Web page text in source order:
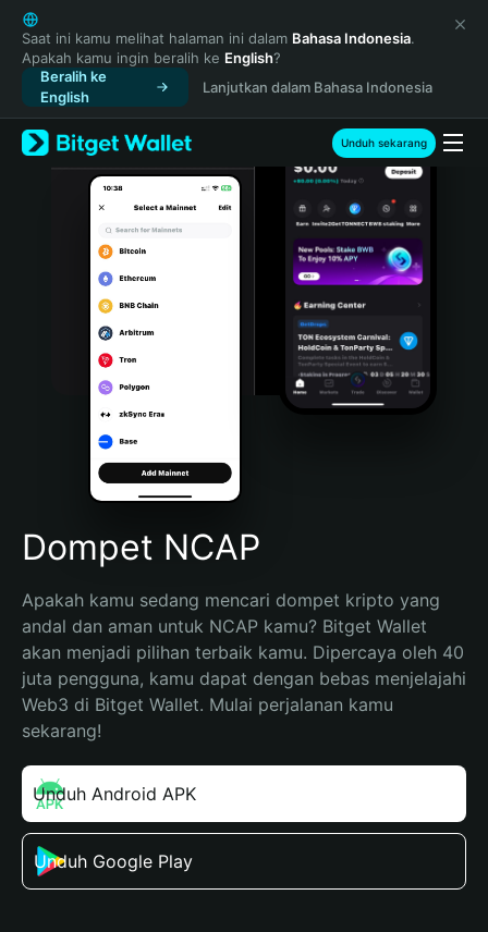
English
日本語
Tiếng Việt
Русский
Español (Latinoamérica)
Türkçe
Italiano
Português (Portugal)
Bahasa Indonesia
Português (Brasil)
Español (Argentina)
Saat ini kamu melihat halaman ini dalam Bahasa Indonesia.
Apakah kamu ingin beralih ke English?
Beralih ke
English
Lanjutkan dalam Bahasa Indonesia
Unduh sekarang
Dompet NCAP
Apakah kamu sedang mencari dompet kripto yang
andal dan aman untuk NCAP kamu? Bitget Wallet
akan menjadi pilihan terbaik kamu. Dipercaya oleh 40
juta pengguna, kamu dapat dengan bebas menjelajahi
Web3 di Bitget Wallet. Mulai perjalanan kamu
sekarang!
Unduh Android APK
Unduh Google Play